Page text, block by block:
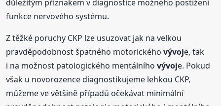
důležitým příznakem v diagnostice možného postižení
funkce nervového systému.
Z těžké poruchy CKP lze usuzovat jak na velkou
pravděpodobnost špatného motorickéhovývoje, tak
i na možnost patologického mentálníhovývoje. Pokud
však u novorozence diagnostikujeme lehkou CKP,
můžeme ve většině případů očekávat minimální